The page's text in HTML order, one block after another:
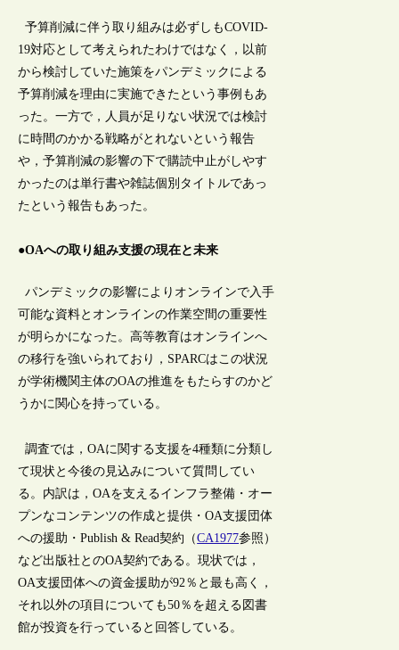
予算削減に伴う取り組みは必ずしもCOVID-
19対応として考えられたわけではなく，以前
から検討していた施策をパンデミックによる
予算削減を理由に実施できたという事例もあ
った。一方で，人員が足りない状況では検討
に時間のかかる戦略がとれないという報告
や，予算削減の影響の下で購読中止がしやす
かったのは単行書や雑誌個別タイトルであっ
たという報告もあった。
●OAへの取り組み支援の現在と未来
パンデミックの影響によりオンラインで入手
可能な資料とオンラインの作業空間の重要性
が明らかになった。高等教育はオンラインへ
の移行を強いられており，SPARCはこの状況
が学術機関主体のOAの推進をもたらすのかど
うかに関心を持っている。
調査では，OAに関する支援を4種類に分類し
て現状と今後の見込みについて質問してい
る。内訳は，OAを支えるインフラ整備・オー
プンなコンテンツの作成と提供・OA支援団体
への援助・Publish & Read契約（CA1977参照）
など出版社とのOA契約である。現状では，
OA支援団体への資金援助が92％と最も高く，
それ以外の項目についても50％を超える図書
館が投資を行っていると回答している。